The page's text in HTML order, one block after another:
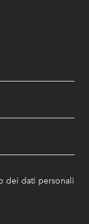
dei dati personali